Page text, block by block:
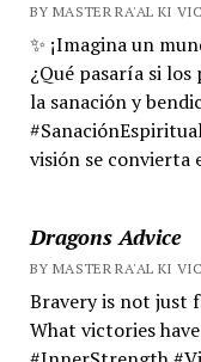
BY MASTER RA'AL KI
✨ ¡Imagina un
¿Qué pasaría si
la sanación y
visión se convierta
Dragons Advice
BY MASTER RA'AL KI
Bravery is not just
What victories